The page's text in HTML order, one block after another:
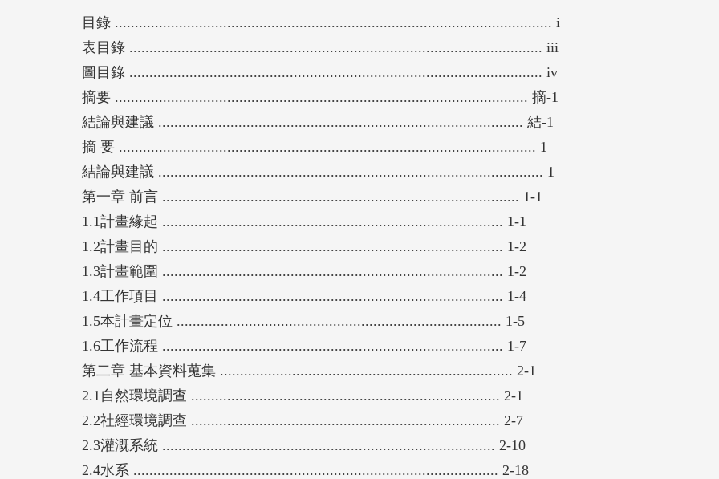
目錄 ............................................................................................................. i
表目錄 ....................................................................................................... iii
圖目錄 ....................................................................................................... iv
摘要 ....................................................................................................... 摘-1
結論與建議 ........................................................................................... 結-1
摘 要 ........................................................................................................ 1
結論與建議 ................................................................................................ 1
第一章 前言 ......................................................................................... 1-1
1.1計畫緣起 ..................................................................................... 1-1
1.2計畫目的 ..................................................................................... 1-2
1.3計畫範圍 ..................................................................................... 1-2
1.4工作項目 ..................................................................................... 1-4
1.5本計畫定位 ................................................................................. 1-5
1.6工作流程 ..................................................................................... 1-7
第二章 基本資料蒐集 ......................................................................... 2-1
2.1自然環境調查 ............................................................................. 2-1
2.2社經環境調查 ............................................................................. 2-7
2.3灌溉系統 ................................................................................... 2-10
2.4水系 ........................................................................................... 2-18